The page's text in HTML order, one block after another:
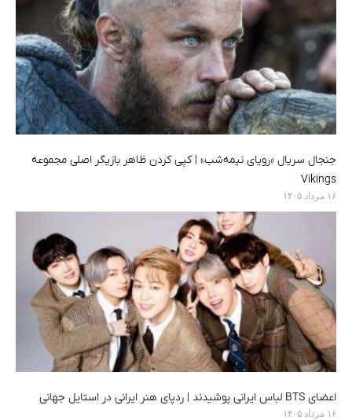
جنجال سریال «رویای نیمه‌شب» | کپی کردن ظاهر بازیگر اصلی مجموعه
Vikings
۱۶ مرداد ۱۴۰۵
اعضای BTS لباس ایرانی پوشیدند | ردپای هنر ایرانی در استایل جهانی
۱۶ مرداد ۱۴۰۵